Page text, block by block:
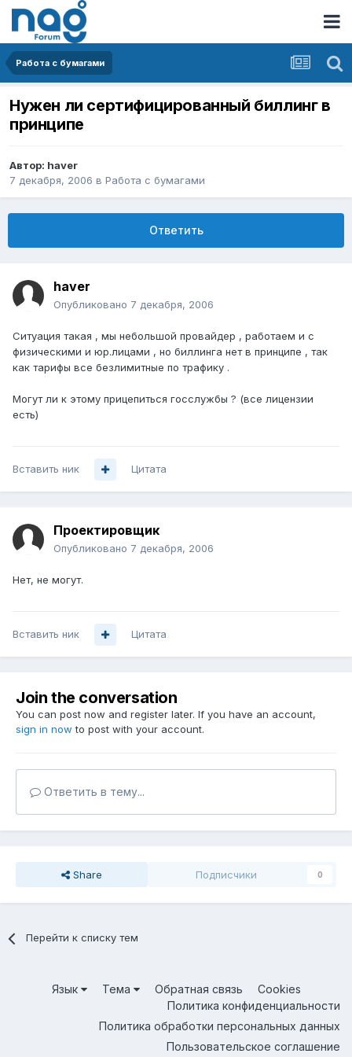
Работа с бумагами
Нужен ли сертифицированный биллинг в
принципе
Автор: haver
7 декабря, 2006 в Работа с бумагами
Ответить
haver
Опубликовано 7 декабря, 2006
Ситуация такая , мы небольшой провайдер , работаем и с
физическими и юр.лицами , но биллинга нет в принципе , так
как тарифы все безлимитные по трафику .
Могут ли к этому прицепиться госслужбы ? (все лицензии
есть)
Вставить ник Цитата
Проектировщик
Опубликовано 7 декабря, 2006
Нет, не могут.
Вставить ник Цитата
Join the conversation
You can post now and register later. If you have an account,
sign in now to post with your account.
Ответить в тему...
Share Подписчики 0
Перейти к списку тем
Язык Тема Обратная связь
Cookies
Политика конфиденциальности
Политика обработки персональных данных
Пользовательское соглашение